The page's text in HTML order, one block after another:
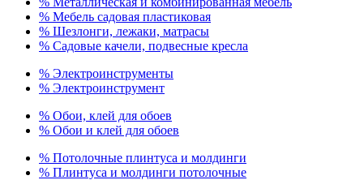
% Мебель садовая пластиковая
% Шезлонги, лежаки, матрасы
% Садовые качели, подвесные кресла
% Электроинструменты
% Электроинструмент
% Обои, клей для обоев
% Обои и клей для обоев
% Потолочные плинтуса и молдинги
% Плинтуса и молдинги потолочные